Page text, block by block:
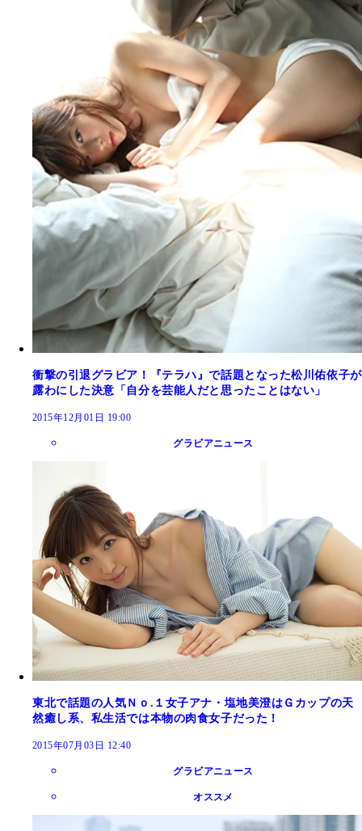
衝撃の引退グラビア！『テラハ』で話題となった松川佑依子が
露わにした決意「自分を芸能人だと思ったことはない」
2015年12月01日 19:00
グラビアニュース
東北で話題の人気Ｎｏ.１女子アナ・塩地美澄はＧカップの天
然癒し系、私生活では本物の肉食女子だった！
2015年07月03日 12:40
グラビアニュース
オススメ